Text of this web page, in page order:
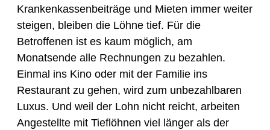
Krankenkassenbeiträge und Mieten immer weiter
steigen, bleiben die Löhne tief. Für die
Betroffenen ist es kaum möglich, am
Monatsende alle Rechnungen zu bezahlen.
Einmal ins Kino oder mit der Familie ins
Restaurant zu gehen, wird zum unbezahlbaren
Luxus. Und weil der Lohn nicht reicht, arbeiten
Angestellte mit Tieflöhnen viel länger als der